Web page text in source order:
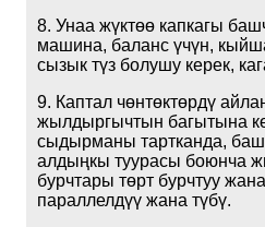
8. Унаа жүктөө капкагы
машина, баланс үчүн,
сызык түз болушу керек,
9. Каптал чөнтөктөрдү
жылдыргычтын багытына
сыдырманы тартканда,
алдыңкы туурасы боюнча
бурчтары төрт бурчтуу
параллелдүү жана түбү.